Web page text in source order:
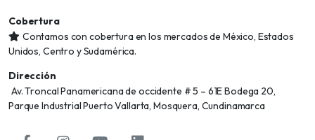
Cobertura
Contamos con cobertura en los mercados de México, Estados
Unidos, Centro y Sudamérica.
Dirección
Av. Troncal Panamericana de occidente # 5 – 61E Bodega 20,
Parque Industrial Puerto Vallarta, Mosquera, Cundinamarca